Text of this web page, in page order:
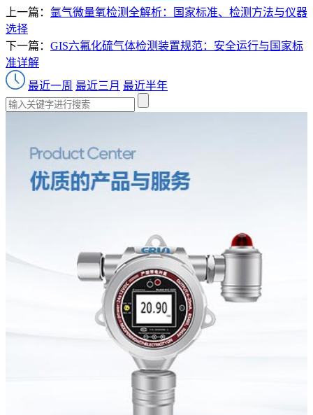
上一篇： 氩气微量氧检测全解析：国家标准、检测方法与仪器
选择
下一篇： GIS六氟化硫气体检测装置规范：安全运行与国家标
准详解
最近一周 最近三月 最近半年